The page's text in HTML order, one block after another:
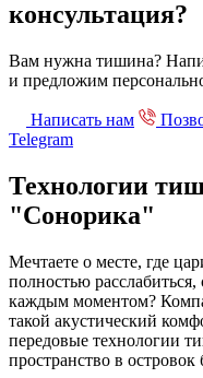
консультация?
Вам нужна тишина?
и предложим
Написать нам
Telegram
Технологии
"Сонорика"
Мечтаете о месте, где
полностью расслабиться,
каждым моментом?
такой акустический
передовые технологии
пространство в